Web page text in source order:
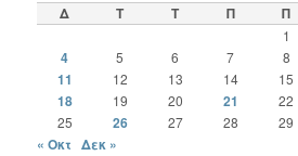
Δ Τ Τ Π Π
1
4 5 6 7 8
11
12 13 14 15
18 19 20 21 22
25 26 27 28 29
« Οκτ Δεκ »